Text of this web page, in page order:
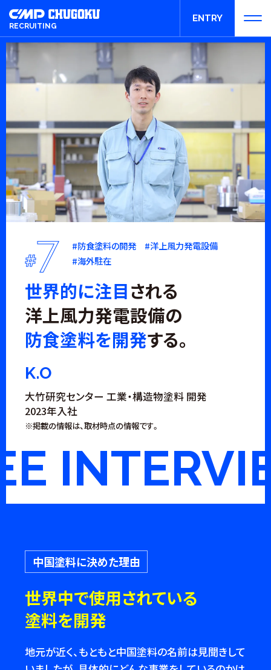
RECRUITING
ENTRY
エントリー
#7
#防食塗料の開発 #洋上風力発電設備
#海外駐在
世界的に注目される
洋上風力発電設備の
防食塗料を開発する。
K.O
大竹研究センター 工業・構造物塗料 開発
2023年入社
※掲載の情報は、取材時点の情報です。
中国塗料に決めた理由
世界中で使用されている
塗料を開発
地元が近く、もともと中国塗料の名前は見聞きして